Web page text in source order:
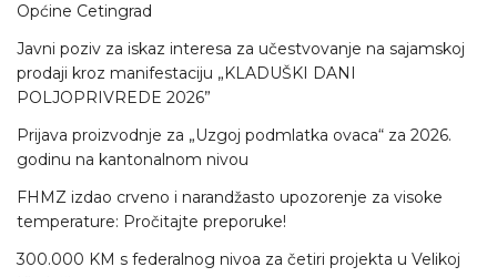
Općine Cetingrad
Javni poziv za iskaz interesa za učestvovanje na sajamskoj
prodaji kroz manifestaciju „KLADUŠKI DANI
POLJOPRIVREDE 2026”
Prijava proizvodnje za „Uzgoj podmlatka ovaca“ za 2026.
godinu na kantonalnom nivou
FHMZ izdao crveno i narandžasto upozorenje za visoke
temperature: Pročitajte preporuke!
300.000 KM s federalnog nivoa za četiri projekta u Velikoj